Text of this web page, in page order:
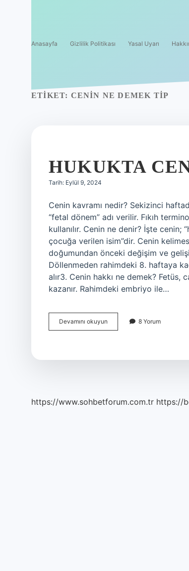
Anasayfa Gizlilik Politikası Yasal Uyarı
ETIKET: CENIN NE DEMEK TIP
HUKUKTA
Tarih: Eylül 9, 2024
Cenin kavramı nedir? Sekizinci
“fetal dönem” adı verilir. Fıkıh
kullanılır. Cenin ne denir? İşte
çocuğa verilen isim”dir. Cenin
doğumundan önceki değişim ve
Döllenmeden rahimdeki 8. haftaya
alır3. Cenin hakkı ne demek? Fetüs,
kazanır. Rahimdeki embriyo ile…
Devamını okuyun Hukukta
Cenin
8 Yorum
https://www.sohbetforum.com.tr https://